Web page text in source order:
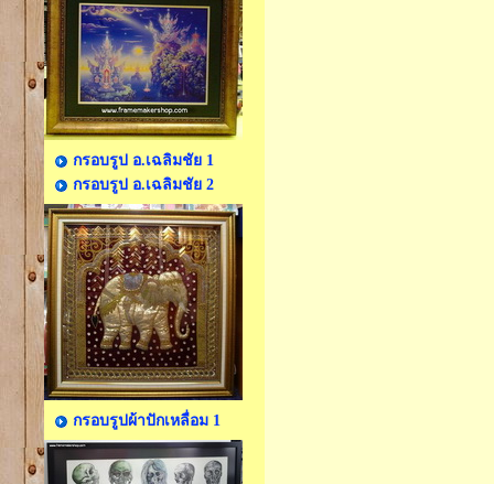
กรอบรูป อ.เฉลิมชัย 1
กรอบรูป อ.เฉลิมชัย 2
กรอบรูปผ้าปักเหลื่อม 1